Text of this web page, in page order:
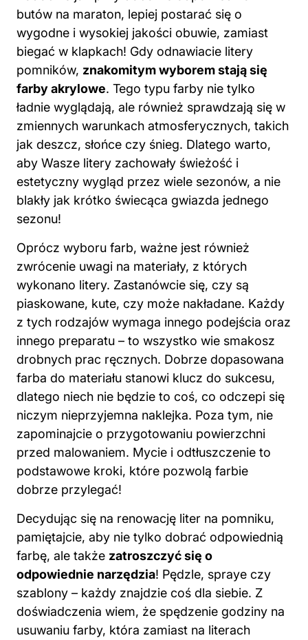
butów na maraton, lepiej postarać się o
wygodne i wysokiej jakości obuwie, zamiast
biegać w klapkach! Gdy odnawiacie litery
pomników, znakomitym wyborem stają się
farby akrylowe. Tego typu farby nie tylko
ładnie wyglądają, ale również sprawdzają się w
zmiennych warunkach atmosferycznych, takich
jak deszcz, słońce czy śnieg. Dlatego warto,
aby Wasze litery zachowały świeżość i
estetyczny wygląd przez wiele sezonów, a nie
blakły jak krótko świecąca gwiazda jednego
sezonu!
Oprócz wyboru farb, ważne jest również
zwrócenie uwagi na materiały, z których
wykonano litery. Zastanówcie się, czy są
piaskowane, kute, czy może nakładane. Każdy
z tych rodzajów wymaga innego podejścia oraz
innego preparatu – to wszystko wie smakosz
drobnych prac ręcznych. Dobrze dopasowana
farba do materiału stanowi klucz do sukcesu,
dlatego niech nie będzie to coś, co odczepi się
niczym nieprzyjemna naklejka. Poza tym, nie
zapominajcie o przygotowaniu powierzchni
przed malowaniem. Mycie i odtłuszczenie to
podstawowe kroki, które pozwolą farbie
dobrze przylegać!
Decydując się na renowację liter na pomniku,
pamiętajcie, aby nie tylko dobrać odpowiednią
farbę, ale także zatroszczyć się o
odpowiednie narzędzia! Pędzle, spraye czy
szablony – każdy znajdzie coś dla siebie. Z
doświadczenia wiem, że spędzenie godziny na
usuwaniu farby, która zamiast na literach